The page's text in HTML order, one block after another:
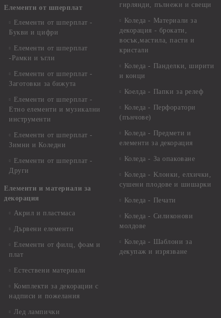
Елементи от шперплат
Елементи от шперплат -
Букви и цифри
Елементи от шперплат
-Рамки и ъгли
Елементи от шперплат -
Заготовки за бижута
Елементи от шперплат -
Етно елементи и музикални
инструменти
Елементи от шперплат -
Зимни и Коледни
Елементи от шперплат -
Други
Елементи и материали за
декорация
Акрил и пластмаса
Дървени елементи
Елементи от филц, фоам и
плат
Естествени материали
Комплекти за декорации с
надписи и пожелания
Лед лампички
гирлянди, пълнежи и свещи
Коледа - Материали за
декорация - брокати,
восък,мастила, пасти и
кристали
Коледа - Панделки, ширити
и конци
Коелда - Папки за релеф
Коледа - Перфоратори
(пънчове)
Коледа - Предмети и
елементи за декорация
Коледа - За опаковане
Коледа - Kлонки, елхички,
сушени плодове и шишарки
Коледа - Печати
Коледа - Силиконови
молдове
Коледа - Шаблони за
декупаж и изрязване